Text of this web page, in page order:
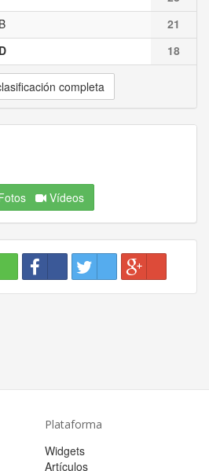
21
18
completa
Vídeos
Plataforma
Widgets
Artículos